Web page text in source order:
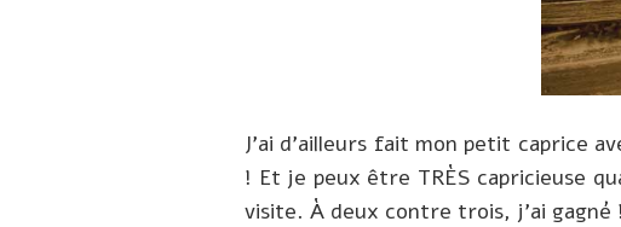
J’ai d’ailleurs fait mon petit caprice
! Et je peux être TRÈS capricieuse
visite. À deux contre trois, j’ai